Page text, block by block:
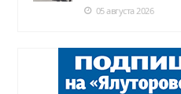
05 августа 2026